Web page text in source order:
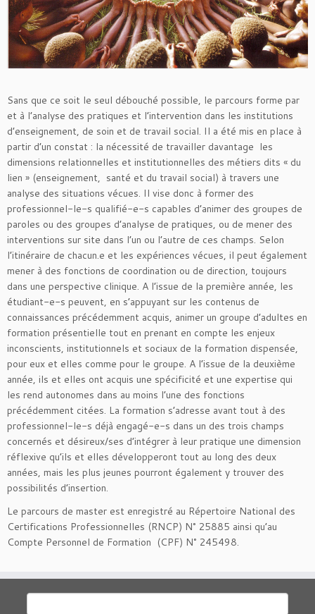
Sans que ce soit le seul débouché possible, le parcours forme par
et à l’analyse des pratiques et l’intervention dans les institutions
d’enseignement, de soin et de travail social. Il a été mis en place à
partir d’un constat : la nécessité de travailler davantage les
dimensions relationnelles et institutionnelles des métiers dits « du
lien » (enseignement, santé et du travail social) à travers une
analyse des situations vécues. Il vise donc à former des
professionnel-le-s qualifié-e-s capables d’animer des groupes de
paroles ou des groupes d’analyse de pratiques, ou de mener des
interventions sur site dans l’un ou l’autre de ces champs. Selon
l’itinéraire de chacun.e et les expériences vécues, il peut également
mener à des fonctions de coordination ou de direction, toujours
dans une perspective clinique. A l’issue de la première année, les
étudiant-e-s peuvent, en s’appuyant sur les contenus de
connaissances précédemment acquis, animer un groupe d’adultes en
formation présentielle tout en prenant en compte les enjeux
inconscients, institutionnels et sociaux de la formation dispensée,
pour eux et elles comme pour le groupe. A l’issue de la deuxième
année, ils et elles ont acquis une spécificité et une expertise qui
les rend autonomes dans au moins l’une des fonctions
précédemment citées. La formation s’adresse avant tout à des
professionnel-le-s déjà engagé-e-s dans un des trois champs
concernés et désireux/ses d’intégrer à leur pratique une dimension
réflexive qu’ils et elles développeront tout au long des deux
années, mais les plus jeunes pourront également y trouver des
possibilités d’insertion.
Le parcours de master est enregistré au Répertoire National des
Certifications Professionnelles (RNCP) N° 25885 ainsi qu’au
Compte Personnel de Formation (CPF) N° 245498.